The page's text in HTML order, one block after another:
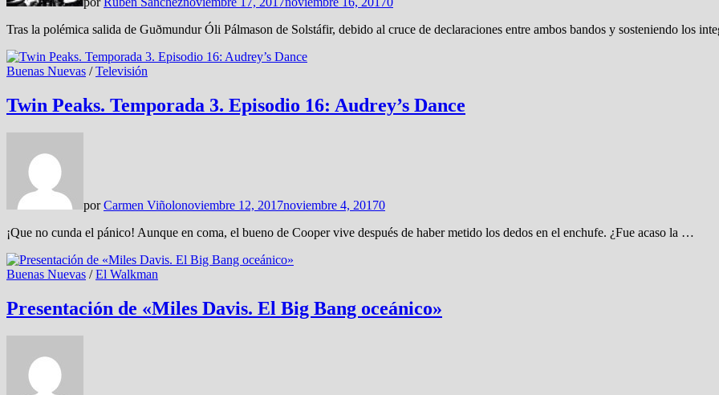
Tras la polémica salida de Guðmundur Óli Pálmason de Solstáfir, debido al cruce de declaraciones entre ambos bandos y sosteniendo los
Buenas Nuevas /Televisión
Twin Peaks. Temporada 3. Episodio 16: Audrey’s Dance
porCarmen Viñolonoviembre 12, 2017noviembre 4, 20170
¡Que no cunda el pánico! Aunque en coma, el bueno de Cooper vive después de haber metido los dedos en el enchufe. ¿Fue acaso la …
Buenas Nuevas /El Walkman
Presentación de «Miles Davis. El Big Bang oceánico»